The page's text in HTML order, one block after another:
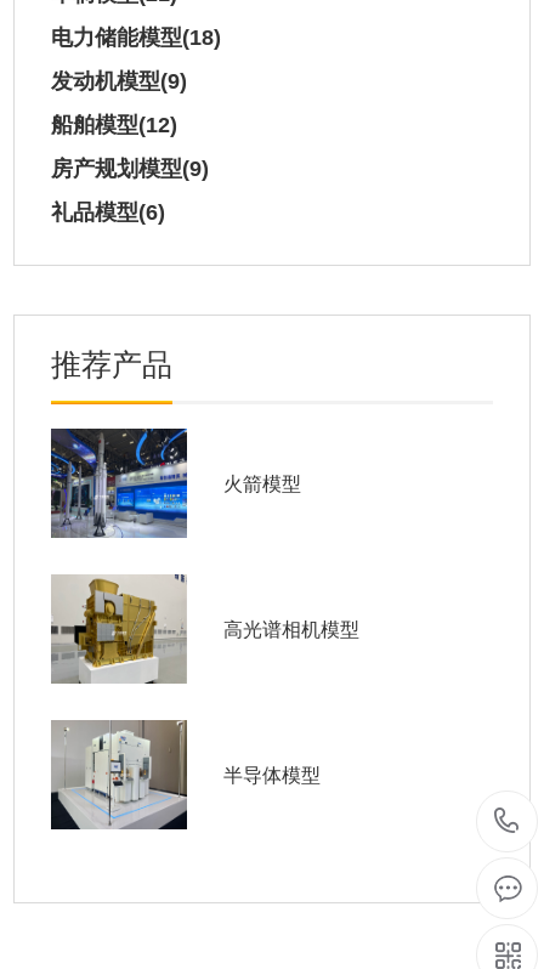
电力储能模型(18)
发动机模型(9)
船舶模型(12)
房产规划模型(9)
礼品模型(6)
推荐产品
火箭模型
高光谱相机模型
半导体模型